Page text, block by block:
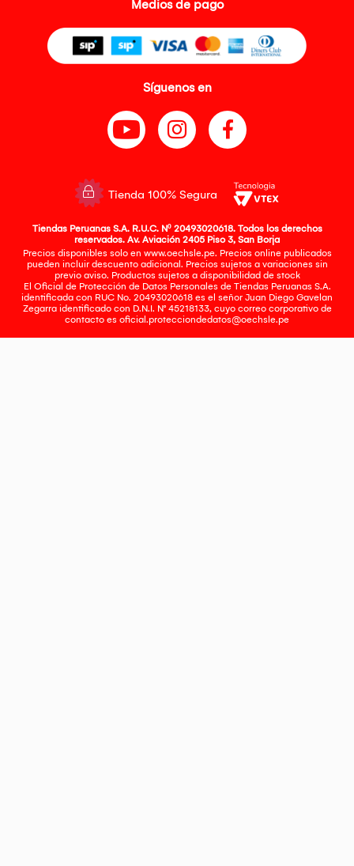
Medios de pago
Síguenos en
Tienda 100% Segura
Tiendas Peruanas S.A. R.U.C. Nº 20493020618. Todos los derechos
reservados. Av. Aviación 2405 Piso 3, San Borja
Precios disponibles solo en www.oechsle.pe. Precios online publicados
pueden incluir descuento adicional. Precios sujetos a variaciones sin
previo aviso. Productos sujetos a disponibilidad de stock
El Oficial de Protección de Datos Personales de Tiendas Peruanas S.A.
identificada con RUC No. 20493020618 es el señor Juan Diego Gavelan
Zegarra identificado con D.N.I. N° 45218133, cuyo correo corporativo de
contacto es oficial.protecciondedatos@oechsle.pe